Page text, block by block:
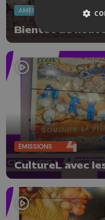
Bientôt de
ÉMISSIONS
CultureL avec